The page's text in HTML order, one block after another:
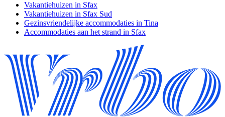
Vakantiehuizen in Sfax
Vakantiehuizen in Sfax Sud
Gezinsvriendelijke accommodaties in Tina
Accommodaties aan het strand in Sfax